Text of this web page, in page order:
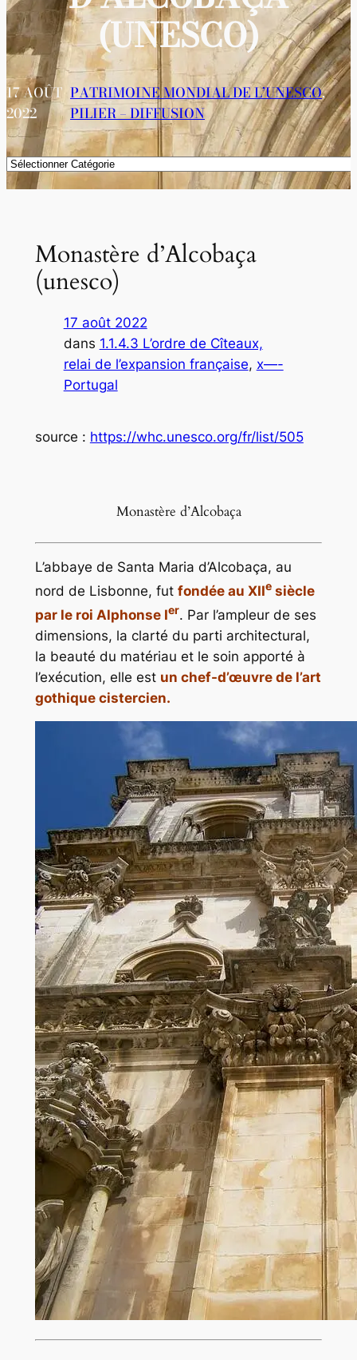
(UNESCO)
17 AOÛT
2022
PATRIMOINE MONDIAL DE L’UNESCO,
PILIER – DIFFUSION
Catégories
Monastère d’Alcobaça
(unesco)
17 août 2022
dans 1.1.4.3 L’ordre de Cîteaux,
relai de l’expansion française, x—-
Portugal
source : https://whc.unesco.org/fr/list/505
Monastère d’Alcobaça
L’abbaye de Santa Maria d’Alcobaça, au
nord de Lisbonne, fut fondée au XIIesiècle
par le roi Alphonse Ier. Par l’ampleur de ses
dimensions, la clarté du parti architectural,
la beauté du matériau et le soin apporté à
l’exécution, elle est un chef-d’œuvre de l’art
gothique cistercien.